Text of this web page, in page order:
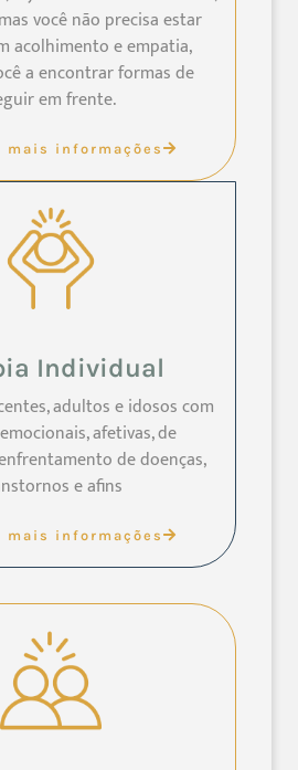
você não precisa estar
acolhimento e empatia,
a encontrar formas de
em frente.
mais informações
Individual
adultos e idosos com
afetivas, de
de doenças,
e afins
mais informações